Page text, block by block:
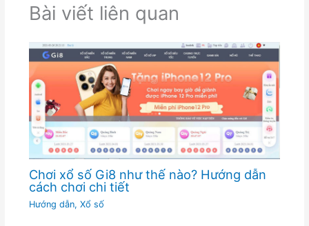
Bài viết liên quan
Chơi xổ số Gi8 như thế nào? Hướng dẫn
cách chơi chi tiết
Hướng dẫn, Xổ số